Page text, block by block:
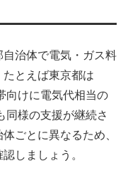
治体で電気・ガス料
とえば東京都は
向けに電気代相当の
同様の支援が継続さ
ごとに異なるため、
しましょう。